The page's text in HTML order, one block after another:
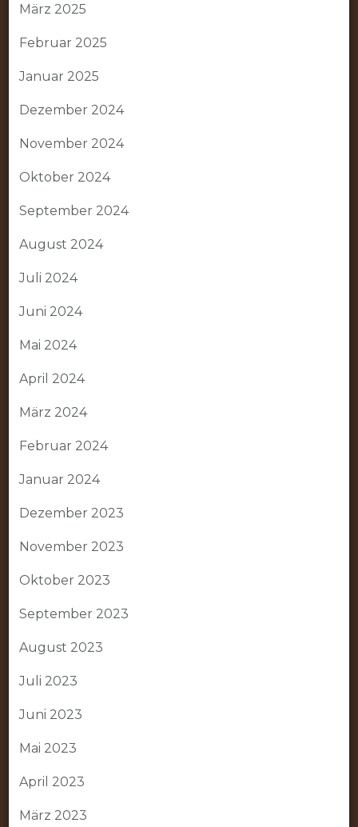
März 2025
Februar 2025
Januar 2025
Dezember 2024
November 2024
Oktober 2024
September 2024
August 2024
Juli 2024
Juni 2024
Mai 2024
April 2024
März 2024
Februar 2024
Januar 2024
Dezember 2023
November 2023
Oktober 2023
September 2023
August 2023
Juli 2023
Juni 2023
Mai 2023
April 2023
März 2023